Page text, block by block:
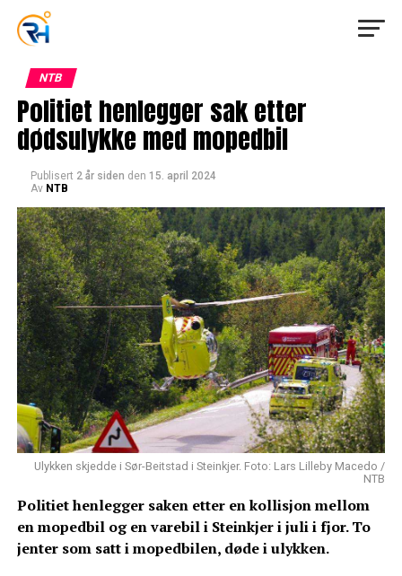
NTB
Politiet henlegger sak etter
dødsulykke med mopedbil
Publisert 2 år siden den 15. april 2024
Av NTB
Ulykken skjedde i Sør-Beitstad i Steinkjer. Foto: Lars Lilleby Macedo /
NTB
Politiet henlegger saken etter en kollisjon mellom
en mopedbil og en varebil i Steinkjer i juli i fjor. To
jenter som satt i mopedbilen, døde i ulykken.